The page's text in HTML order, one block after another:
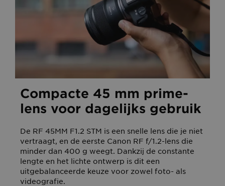
Compacte 45 mm prime-
lens voor dagelijks gebruik
De RF 45MM F1.2 STM is een snelle lens die je niet
vertraagt, en de eerste Canon RF f/1.2-lens die
minder dan 400 g weegt. Dankzij de constante
lengte en het lichte ontwerp is dit een
uitgebalanceerde keuze voor zowel foto- als
videografie.